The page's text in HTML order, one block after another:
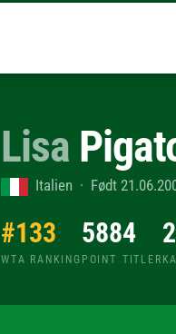
Lisa
Italien · Født
#133
WTA RANKING
588
POINT
4
TITLER